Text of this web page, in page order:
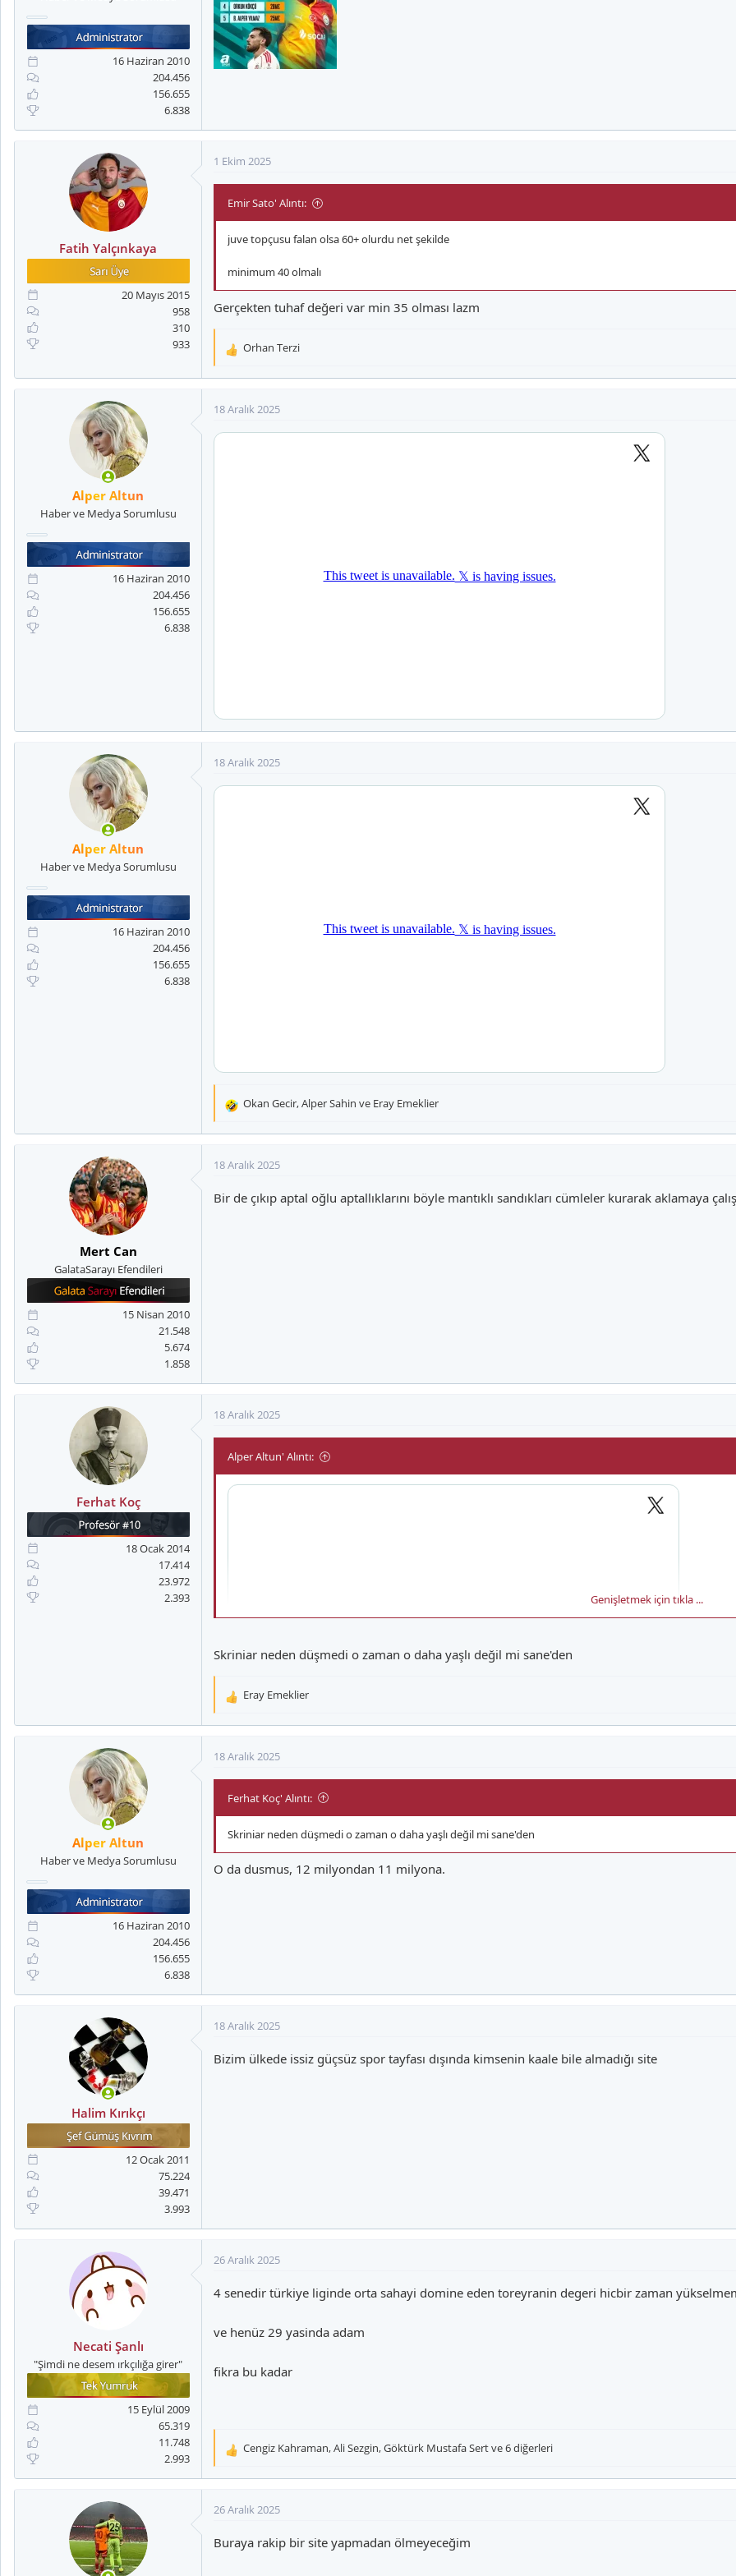
n
i
i
16 Haziran 2010
204.456
156.655
6.838
Fatih Yalçınkaya
20 Mayıs 2015
958
310
933
1 Ekim 2025
Emir Sato' Alıntı:
juve topçusu falan olsa 60+ olurdu net şekilde
minimum 40 olmalı
Gerçekten tuhaf değeri var min 35 olması lazm
T
k
l
Orhan Terzi
Alper Altun
Haber ve Medya Sorumlusu
16 Haziran 2010
204.456
156.655
6.838
18 Aralık 2025
Alper Altun
Haber ve Medya Sorumlusu
16 Haziran 2010
204.456
156.655
6.838
18 Aralık 2025
T
k
Okan Gecir,Alper Sahin ve Eray Emeklier
Mert Can
GalataSarayı Efendileri
15 Nisan 2010
21.548
5.674
1.858
18 Aralık 2025
Bir de çıkıp aptal oğlu aptallıklarını böyle mantıklı sandıkları cümleler kurarak aklamaya
Ferhat Koç
18 Ocak 2014
17.414
23.972
2.393
18 Aralık 2025
Alper Altun' Alıntı:
Genişletmek için tıkla ...
Skriniar neden düşmedi o zaman o daha yaşlı değil mi sane'den
T
k
l
e
r
Eray Emeklier
Alper Altun
Haber ve Medya Sorumlusu
16 Haziran 2010
204.456
156.655
6.838
18 Aralık 2025
Ferhat Koç' Alıntı:
Skriniar neden düşmedi o zaman o daha yaşlı değil mi sane'den
O da dusmus, 12 milyondan 11 milyona.
Halim Kırıkçı
12 Ocak 2011
75.224
39.471
3.993
18 Aralık 2025
Bizim ülkede issiz güçsüz spor tayfası dışında kimsenin kaale bile almadığı site
Necati Şanlı
"Şimdi ne desem ırkçılığa girer"
15 Eylül 2009
65.319
11.748
2.993
26 Aralık 2025
4 senedir türkiye liginde orta sahayi domine eden toreyranin degeri hicbir zaman
ve henüz 29 yasinda adam
fikra bu kadar
T
Cengiz Kahraman,Ali Sezgin,Göktürk Mustafa Sertve 6 diğerleri
26 Aralık 2025
Buraya rakip bir site yapmadan ölmeyeceğim